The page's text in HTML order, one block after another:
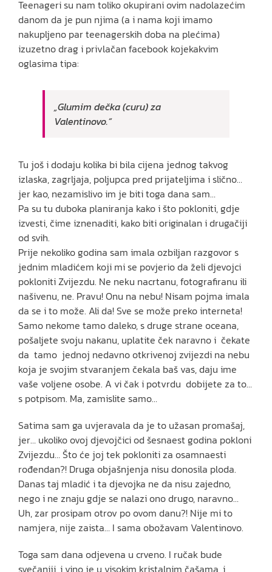
Teenageri su nam toliko okupirani ovim nadolazećim
danom da je pun njima (a i nama koji imamo
nakupljeno par teenagerskih doba na plećima)
izuzetno drag i privlačan facebook kojekakvim
oglasima tipa:
„Glumim dečka (curu) za
Valentinovo.“
Tu još i dodaju kolika bi bila cijena jednog takvog
izlaska, zagrljaja, poljupca pred prijateljima i slično…
jer kao, nezamislivo im je biti toga dana sam…
Pa su tu duboka planiranja kako i što pokloniti, gdje
izvesti, čime iznenaditi, kako biti originalan i drugačiji
od svih.
Prije nekoliko godina sam imala ozbiljan razgovor s
jednim mladićem koji mi se povjerio da želi djevojci
pokloniti Zvijezdu. Ne neku nacrtanu, fotografiranu ili
našivenu, ne. Pravu! Onu na nebu! Nisam pojma imala
da se i to može. Ali da! Sve se može preko interneta!
Samo nekome tamo daleko, s druge strane oceana,
pošaljete svoju nakanu, uplatite ček naravno i čekate
da tamo jednoj nedavno otkrivenoj zvijezdi na nebu
koja je svojim stvaranjem čekala baš vas, daju ime
vaše voljene osobe. A vi čak i potvrdu dobijete za to…
s potpisom. Ma, zamislite samo…
Satima sam ga uvjeravala da je to užasan promašaj,
jer… ukoliko ovoj djevojčici od šesnaest godina pokloni
Zvijezdu… Što će joj tek pokloniti za osamnaesti
rođendan?! Druga objašnjenja nisu donosila ploda.
Danas taj mladić i ta djevojka ne da nisu zajedno,
nego i ne znaju gdje se nalazi ono drugo, naravno…
Uh, zar prosipam otrov po ovom danu?! Nije mi to
namjera, nije zaista… I sama obožavam Valentinovo.
Toga sam dana odjevena u crveno. I ručak bude